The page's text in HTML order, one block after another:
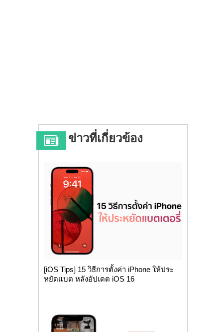
ข่าวที่เกี่ยวข้อง
[iOS Tips] 15 วิธีการตั้งค่า iPhone ให้ประ
หยัดแบต หลังอัปเดต iOS 16